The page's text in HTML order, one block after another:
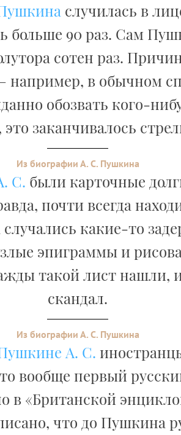
случилась в
больше 90 раз. Сам
сотен раз.
например, в обычном
обозвать кого-
заканчивалось
Из биографии А. С. Пушкина
С. были карточные
почти всегда
какие-то
эпиграммы и
такой лист нашли,
скандал.
Из биографии А. С. Пушкина
А. С.
вообще первый
в «Британской
что до Пушкина